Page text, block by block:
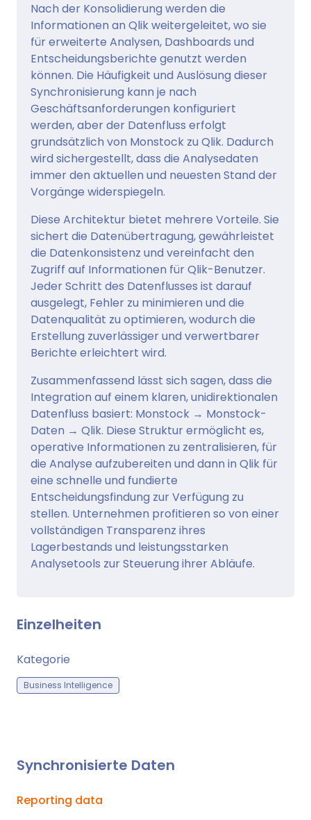
Nach der Konsolidierung werden die
Informationen an Qlik weitergeleitet, wo sie
für erweiterte Analysen, Dashboards und
Entscheidungsberichte genutzt werden
können. Die Häufigkeit und Auslösung dieser
Synchronisierung kann je nach
Geschäftsanforderungen konfiguriert
werden, aber der Datenfluss erfolgt
grundsätzlich von Monstock zu Qlik. Dadurch
wird sichergestellt, dass die Analysedaten
immer den aktuellen und neuesten Stand der
Vorgänge widerspiegeln.
Diese Architektur bietet mehrere Vorteile. Sie
sichert die Datenübertragung, gewährleistet
die Datenkonsistenz und vereinfacht den
Zugriff auf Informationen für Qlik-Benutzer.
Jeder Schritt des Datenflusses ist darauf
ausgelegt, Fehler zu minimieren und die
Datenqualität zu optimieren, wodurch die
Erstellung zuverlässiger und verwertbarer
Berichte erleichtert wird.
Zusammenfassend lässt sich sagen, dass die
Integration auf einem klaren, unidirektionalen
Datenfluss basiert: Monstock → Monstock-
Daten → Qlik. Diese Struktur ermöglicht es,
operative Informationen zu zentralisieren, für
die Analyse aufzubereiten und dann in Qlik für
eine schnelle und fundierte
Entscheidungsfindung zur Verfügung zu
stellen. Unternehmen profitieren so von einer
vollständigen Transparenz ihres
Lagerbestands und leistungsstarken
Analysetools zur Steuerung ihrer Abläufe.
Einzelheiten
Kategorie
Business Intelligence
Synchronisierte Daten
Reporting data